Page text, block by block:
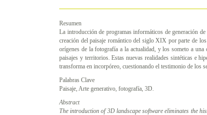
Resumen
La introducción de programas informáticos de generación
creación del paisaje romántico del siglo XIX por parte de
orígenes de la fotografía a la actualidad, y los someto a
paisajes y territorios. Estas nuevas realidades sintéticas e
transforma en incorpóreo, cuestionando el testimonio de los
Palabras Clave
Paisaje, Arte generativo, fotografía, 3D.
Abstract
The introduction of 3D landscape software eliminates the